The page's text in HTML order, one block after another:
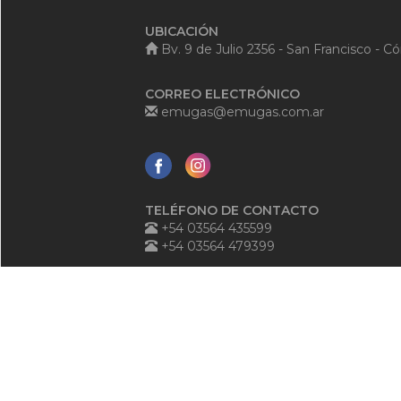
UBICACIÓN
Bv. 9 de Julio 2356 - San Francisco -
CORREO ELECTRÓNICO
emugas@emugas.com.ar
TELÉFONO DE CONTACTO
+54 03564 435599
+54 03564 479399